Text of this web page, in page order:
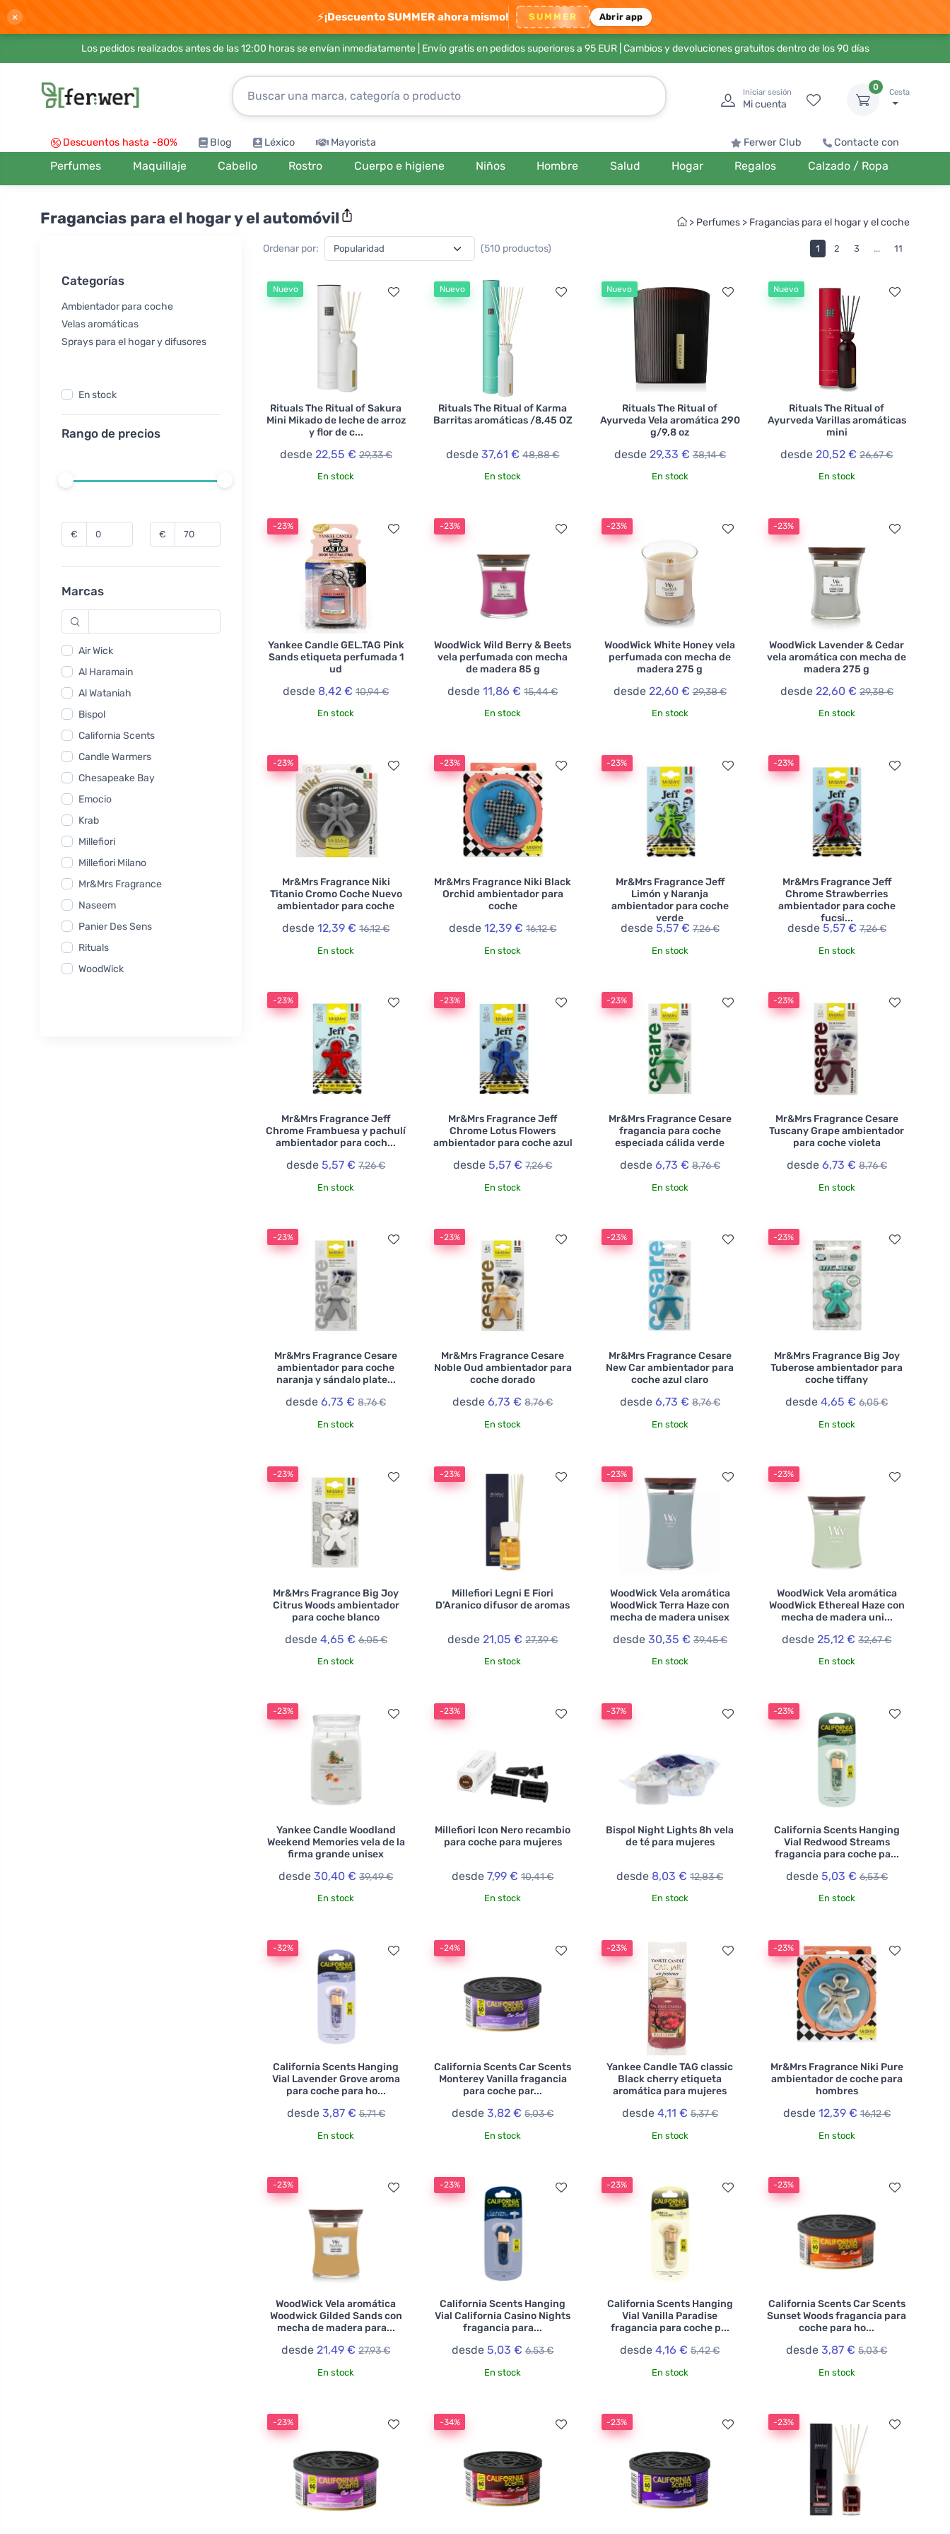
× ⚡¡Descuento SUMMER ahora mismo! SUMMER Abrir app
Los pedidos realizados antes de las 12:00 horas se envían inmediatamente | Envío gratis en pedidos superiores a 95 EUR| Cambios y devoluciones gratuitos dentro de los 90 días
Iniciar sesión
Mi cuenta
0
Cesta
Descuentos hasta -80% Blog Léxico Mayorista Ferwer Club Contacte con
Perfumes Maquillaje Cabello Rostro Cuerpo e higiene Niños Hombre Salud Hogar Regalos Calzado / Ropa
> Perfumes > Fragancias para el hogar y el coche
Fragancias para el hogar y el automóvil
Categorías
Ambientador para coche
Velas aromáticas
Sprays para el hogar y difusores
En stock
Rango de precios
€ €
Marcas
Air Wick
Al Haramain
Al Wataniah
Bispol
California Scents
Candle Warmers
Chesapeake Bay
Emocio
Krab
Millefiori
Millefiori Milano
Mr&Mrs Fragrance
Naseem
Panier Des Sens
Rituals
WoodWick
Ordenar por: (510 productos) 1 2 3 ... 11
Nuevo
Rituals The Ritual of Sakura
Mini Mikado de leche de arroz
y flor de c...
desde 22,55 € 29,33 €
En stock
Nuevo
Rituals The Ritual of Karma
Barritas aromáticas /8,45 OZ
desde37,61 € 48,88 €
En stock
Nuevo
Rituals The Ritual of
Ayurveda Vela aromática 290
g/9,8 oz
desde 29,33 € 38,14 €
En stock
Nuevo
Rituals The Ritual of
Ayurveda Varillas aromáticas
mini
desde 20,52 € 26,67 €
En stock
-23%
Yankee Candle GEL.TAG Pink
Sands etiqueta perfumada 1
ud
desde 8,42 € 10,94 €
En stock
-23%
WoodWick Wild Berry & Beets
vela perfumada con mecha
de madera 85 g
desde11,86 € 15,44 €
En stock
-23%
WoodWick White Honey vela
perfumada con mecha de
madera 275 g
desde 22,60 € 29,38 €
En stock
-23%
WoodWick Lavender & Cedar
vela aromática con mecha de
madera 275 g
desde 22,60 € 29,38 €
En stock
-23%
Mr&Mrs Fragrance Niki
Titanio Cromo Coche Nuevo
ambientador para coche
desde12,39 € 16,12 €
En stock
-23%
Mr&Mrs Fragrance Niki Black
Orchid ambientador para
coche
desde12,39 € 16,12 €
En stock
-23%
Mr&Mrs Fragrance Jeff
Limón y Naranja
ambientador para coche
verde
desde 5,57 € 7,26 €
En stock
-23%
Mr&Mrs Fragrance Jeff
Chrome Strawberries
ambientador para coche
fucsi...
desde 5,57 € 7,26 €
En stock
-23%
Mr&Mrs Fragrance Jeff
Chrome Frambuesa y pachulí
ambientador para coch...
desde5,57 € 7,26 €
En stock
-23%
Mr&Mrs Fragrance Jeff
Chrome Lotus Flowers
ambientador para coche azul
desde5,57 € 7,26 €
En stock
-23%
Mr&Mrs Fragrance Cesare
fragancia para coche
especiada cálida verde
desde 6,73 € 8,76 €
En stock
-23%
Mr&Mrs Fragrance Cesare
Tuscany Grape ambientador
para coche violeta
desde 6,73 € 8,76 €
En stock
-23%
Mr&Mrs Fragrance Cesare
ambientador para coche
naranja y sándalo plate...
desde6,73 € 8,76 €
En stock
-23%
Mr&Mrs Fragrance Cesare
Noble Oud ambientador para
coche dorado
desde6,73 € 8,76 €
En stock
-23%
Mr&Mrs Fragrance Cesare
New Car ambientador para
coche azul claro
desde 6,73 € 8,76 €
En stock
-23%
Mr&Mrs Fragrance Big Joy
Tuberose ambientador para
coche tiffany
desde4,65 € 6,05 €
En stock
-23%
Mr&Mrs Fragrance Big Joy
Citrus Woods ambientador
para coche blanco
desde 4,65 € 6,05 €
En stock
-23%
Millefiori Legni E Fiori
D’Aranico difusor de aromas
desde 21,05 € 27,39 €
En stock
-23%
WoodWick Vela aromática
WoodWick Terra Haze con
mecha de madera unisex
desde 30,35 € 39,45 €
En stock
-23%
WoodWick Vela aromática
WoodWick Ethereal Haze con
mecha de madera uni...
desde 25,12 € 32,67 €
En stock
-23%
Yankee Candle Woodland
Weekend Memories vela de la
firma grande unisex
desde30,40 € 39,49 €
En stock
-23%
Millefiori Icon Nero recambio
para coche para mujeres
desde7,99 € 10,41 €
En stock
-37%
Bispol Night Lights 8h vela
de té para mujeres
desde 8,03 € 12,83 €
En stock
-23%
California Scents Hanging
Vial Redwood Streams
fragancia para coche pa...
desde 5,03 € 6,53 €
En stock
-32%
California Scents Hanging
Vial Lavender Grove aroma
para coche para ho...
desde 3,87 € 5,71 €
En stock
-24%
California Scents Car Scents
Monterey Vanilla fragancia
para coche par...
desde3,82 € 5,03 €
En stock
-23%
Yankee Candle TAG classic
Black cherry etiqueta
aromática para mujeres
desde 4,11 € 5,37 €
En stock
-23%
Mr&Mrs Fragrance Niki Pure
ambientador de coche para
hombres
desde 12,39 € 16,12 €
En stock
-23%
WoodWick Vela aromática
Woodwick Gilded Sands con
mecha de madera para...
desde21,49 € 27,93 €
En stock
-23%
California Scents Hanging
Vial California Casino Nights
fragancia para...
desde5,03 € 6,53 €
En stock
-23%
California Scents Hanging
Vial Vanilla Paradise
fragancia para coche p...
desde4,16 € 5,42 €
En stock
-23%
California Scents Car Scents
Sunset Woods fragancia para
coche para ho...
desde3,87 € 5,03 €
En stock
-23% -34% -23% -23%